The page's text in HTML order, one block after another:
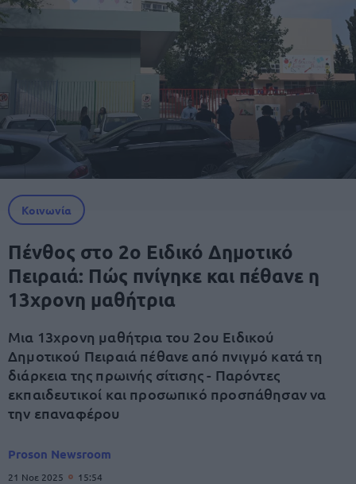
Κοινωνία
Πένθος στο 2ο Ειδικό Δημοτικό
Πειραιά: Πώς πνίγηκε και πέθανε η
13χρονη μαθήτρια
Μια 13χρονη μαθήτρια του 2ου Ειδικού
Δημοτικού Πειραιά πέθανε από πνιγμό κατά τη
διάρκεια της πρωινής σίτισης - Παρόντες
εκπαιδευτικοί και προσωπικό προσπάθησαν να
την επαναφέρου
Proson Newsroom
21 Νοε 2025 15:54